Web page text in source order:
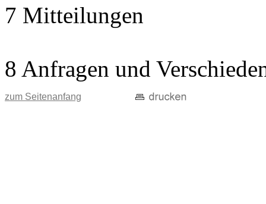
7 Mitteilungen
8 Anfragen und
zum Seitenanfang